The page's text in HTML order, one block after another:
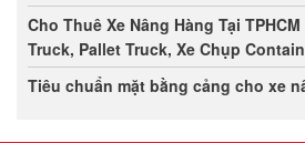
Cho Thuê Xe Nâng Hàng Tại
Truck, Pallet Truck, Xe Chụp
Tiêu chuẩn mặt bằng cảng cho xe